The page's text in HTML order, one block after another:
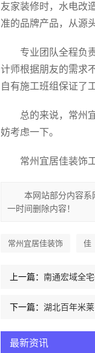
友家装修时，水电改
准的品牌产品，从源
专业团队全程负
计师根据朋友的需求
自有施工班组保证了
总的来说，常州
妨考虑一下。
常州宜居佳装饰
本网站部分内容
一时间删除内容！
常州宜居佳装饰 佳
上一篇： 南通宏域全
下一篇： 湖北百年米
最新资讯